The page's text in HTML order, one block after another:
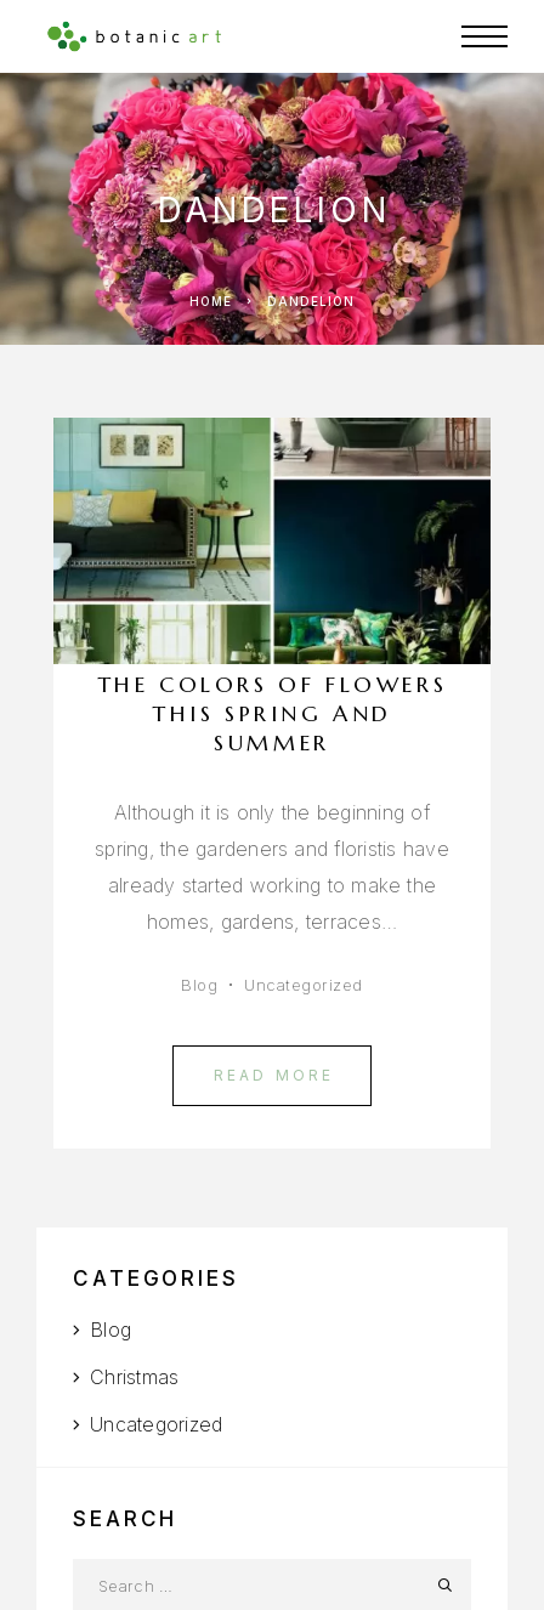
DANDELION
HOME DANDELION
THE COLORS OF FLOWERS
THIS SPRING AND
SUMMER
Although it is only the beginning of
spring, the gardeners and floristis have
already started working to make the
homes, gardens, terraces…
Blog Uncategorized
READ MORE
CATEGORIES
Blog
Christmas
Uncategorized
SEARCH